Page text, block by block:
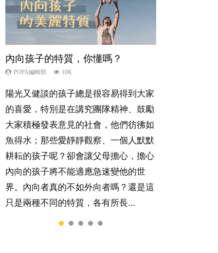
內向孩子的特質，你懂嗎？
POPA編輯部 10K
陽光又健談的孩子總是很容易得到大家
的喜愛，特別是在講究團隊精神、鼓勵
大家積極發表意見的社會，他們彷彿如
魚得水；那些愛靜靜觀察、一個人默默
耕耘的孩子呢？卻會讓父母擔心，擔心
內向的孩子將不能適應急速變他的世
界。內向者真的不如外向者嗎？還是這
只是兩種不同的特質，各有所長...
夫妻必看！經營婚姻，沒捷徑
POPA編輯部 22.9K
你是不是也曾經以為只要跟相愛的人結
婚，就自然能走到白頭，但生了孩子卻
發現事情不如你所料？ 經營婚姻，不
如我們想像的簡單，卻也不是大家說得
那麼難。一起來認識婚姻的真相！...
新手父母不用怕
POPA編輯部 16.3K
相信許多人初為人父母，由懷孕開始到
孩子呱呱落地，心中都有數之不盡的問
題～這裡一次過集合我們以往製作過的
相關短片。 這段路讓我們跟你同行～...
想孩子學好外語，點做好？
POPA編輯部 9.9K
有人話學多種語言越早開始越好，有人
卻說一時間太多語言，會令孩子感到混
淆，到底誰是誰非？聽聽專家怎樣說，
解開語言學習的迷思～...
孩子能力天注定？
POPA編輯部 7.9K
很多父母都希望孩子係個「叻仔叻
女」，學業別太差，日常自理井井有
條。這樣的孩子是萬中無一，還是魚與
熊掌，不能兼得？...